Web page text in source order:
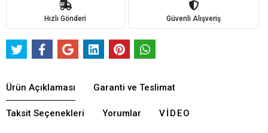
Hızlı Gönderi Güvenli Alışveriş
Ürün Açıklaması Garanti ve Teslimat
Taksit Seçenekleri Yorumlar VIDEO